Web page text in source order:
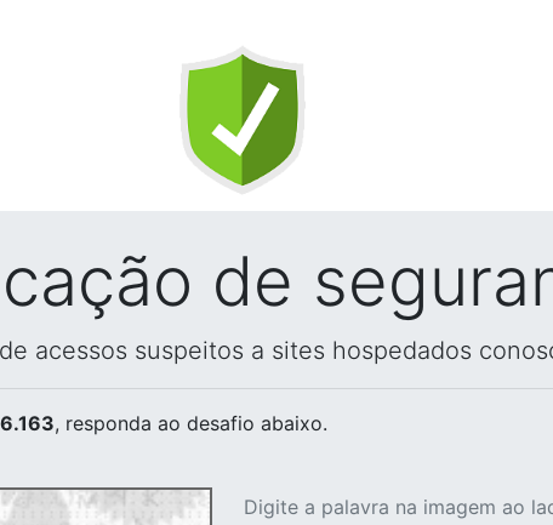
de
acessos suspeitos a sites hospedados
, responda ao desafio abaixo.
Digite a palavra na imagem ao